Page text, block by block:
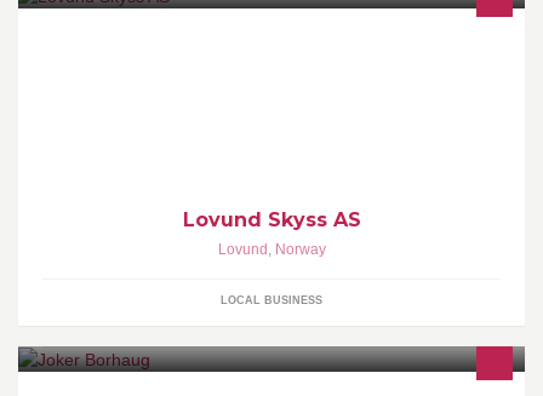
Lovund Skyss AS
Lovund , Norway
LOCAL BUSINESS